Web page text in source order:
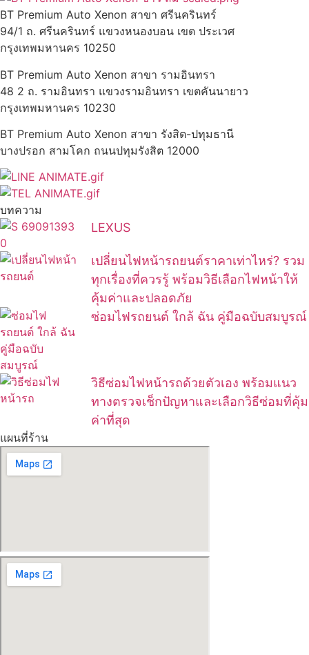
BT Premium Auto Xenon สาขา ศรีนครินทร์
94/1 ถ. ศรีนครินทร์ แขวงหนองบอน เขต ประเวศ
กรุงเทพมหานคร 10250
BT Premium Auto Xenon สาขา รามอินทรา
48 2 ถ. รามอินทรา แขวงรามอินทรา เขตคันนายาว
กรุงเทพมหานคร 10230
BT Premium Auto Xenon สาขา รังสิต-ปทุมธานี
บางปรอก สามโคก ถนนปทุมรังสิต 12000
บทความ
LEXUS
เปลี่ยนไฟหน้ารถยนต์ราคาเท่าไหร่? รวม
ทุกเรื่องที่ควรรู้ พร้อมวิธีเลือกไฟหน้าให้
คุ้มค่าและปลอดภัย
ซ่อมไฟรถยนต์ ใกล้ ฉัน คู่มือฉบับสมบูรณ์
วิธีซ่อมไฟหน้ารถด้วยตัวเอง พร้อมแนว
ทางตรวจเช็กปัญหาและเลือกวิธีซ่อมที่คุ้ม
ค่าที่สุด
แผนที่ร้าน